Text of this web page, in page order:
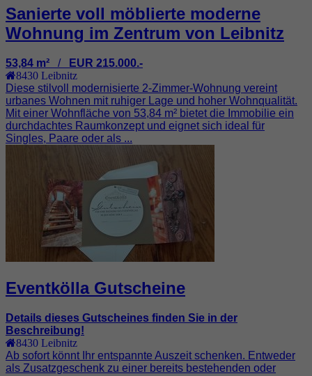
Sanierte voll möblierte moderne
Wohnung im Zentrum von Leibnitz
53,84 m² / EUR 215.000.-
8430 Leibnitz
Diese stilvoll modernisierte 2-Zimmer-Wohnung vereint
urbanes Wohnen mit ruhiger Lage und hoher Wohnqualität.
Mit einer Wohnfläche von 53,84 m² bietet die Immobilie ein
durchdachtes Raumkonzept und eignet sich ideal für
Singles, Paare oder als ...
Eventkölla Gutscheine
Details dieses Gutscheines finden Sie in der
Beschreibung!
8430 Leibnitz
Ab sofort könnt Ihr entspannte Auszeit schenken. Entweder
als Zusatzgeschenk zu einer bereits bestehenden oder